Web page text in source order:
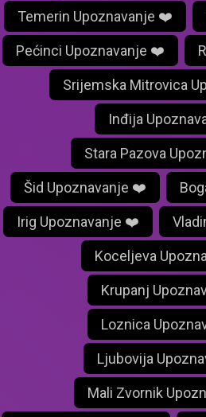
Temerin Upoznavanje ❤️
Pećinci Upoznavanje ❤️
Srijemska Mitrovica
Inđija
Stara Pazova
Šid Upoznavanje ❤️
Irig Upoznavanje ❤️
Koceljeva
Krupanj
Loznica
Ljubovija
Mali Zvornik